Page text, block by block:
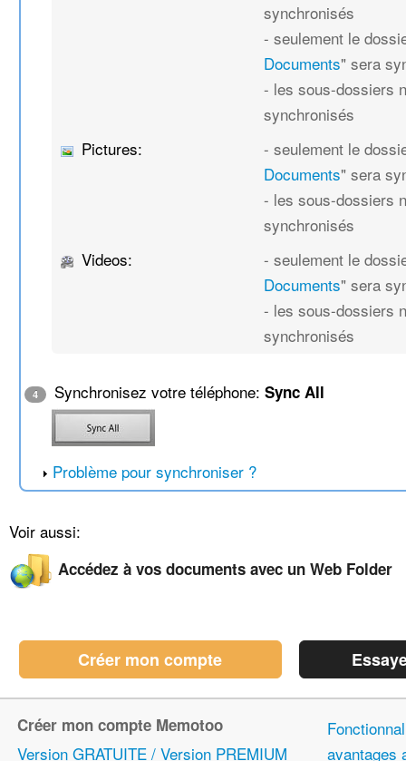
synchronisés
- seulement le
Documents" sera
- les sous-dossiers
synchronisés
Pictures:
- seulement le
Documents" sera
- les sous-dossiers
synchronisés
Videos:
- seulement le
Documents" sera
- les sous-dossiers
synchronisés
4 Synchronisez votre téléphone:Sync All
Problème pour synchroniser ?
Voir aussi:
Accédez à vos documents avec un Web Folder
Créer mon compte
Créer mon compte Memotoo
Version GRATUITE / Version PREMIUM
avantages